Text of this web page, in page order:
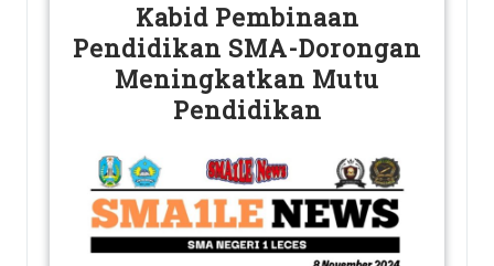
Kabid Pembinaan
Pendidikan SMA-Dorongan
Meningkatkan Mutu
Pendidikan